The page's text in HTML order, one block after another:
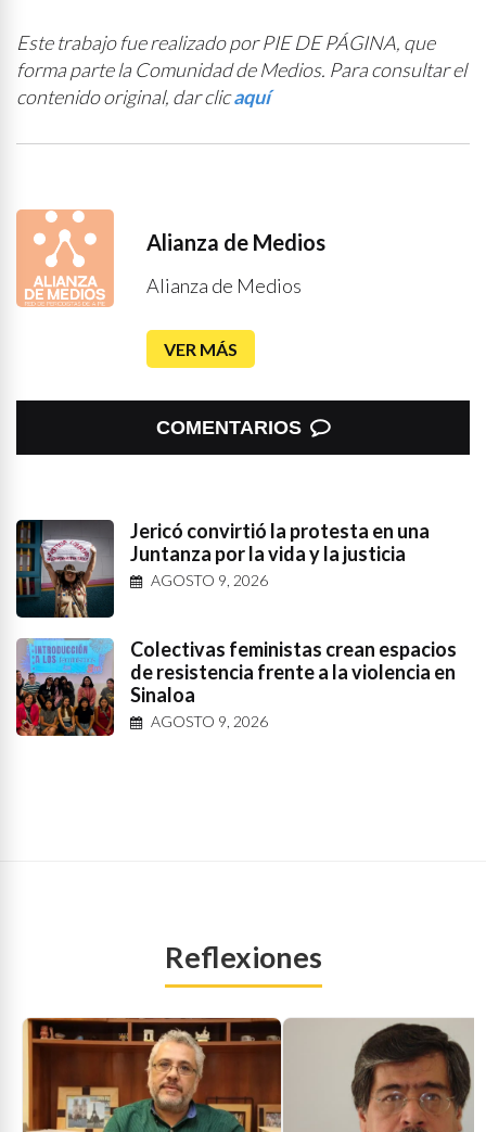
Este trabajo fue realizado por PIE DE PÁGINA, que
forma parte la Comunidad de Medios. Para consultar el
contenido original, dar clicaquí
Alianza de Medios
Alianza de Medios
VER MÁS
COMENTARIOS
Jericó convirtió la protesta en una
Juntanza por la vida y la justicia
AGOSTO 9, 2026
Colectivas feministas crean espacios
de resistencia frente a la violencia en
Sinaloa
AGOSTO 9, 2026
Reflexiones